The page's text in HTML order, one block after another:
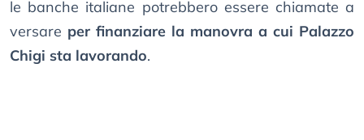
le banche italiane potrebbero essere chiamate a
versare per finanziare la manovra a cui Palazzo
Chigi sta lavorando.